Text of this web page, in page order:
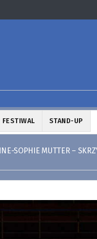
FESTIWAL STAND-UP
SOPHIE MUTTER –